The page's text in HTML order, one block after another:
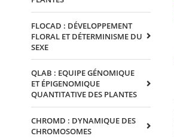
FLOCAD : DÉVELOPPEMENT
FLORAL ET DÉTERMINISME DU
SEXE
QLAB : EQUIPE GÉNOMIQUE
ET ÉPIGENOMIQUE
QUANTITATIVE DES PLANTES
CHROMD : DYNAMIQUE DES
CHROMOSOMES